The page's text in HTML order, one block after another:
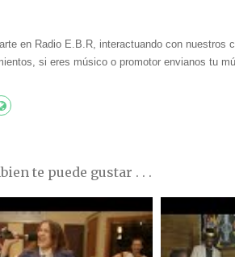
en Radio E.B.R, interactuando con nuestros
si eres músico o promotor envianos tu
te puede gustar . . .